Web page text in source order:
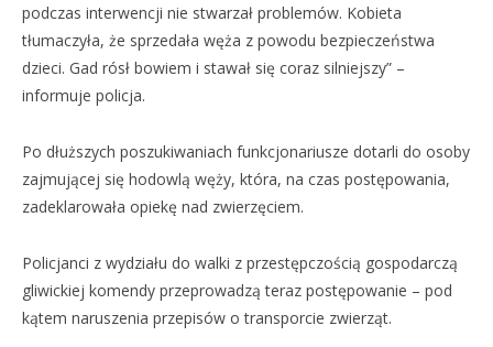
podczas interwencji nie stwarzał problemów. Kobieta
tłumaczyła, że sprzedała węża z powodu bezpieczeństwa
dzieci. Gad rósł bowiem i stawał się coraz silniejszy” –
informuje policja.
Po dłuższych poszukiwaniach funkcjonariusze dotarli do osoby
zajmującej się hodowlą węży, która, na czas postępowania,
zadeklarowała opiekę nad zwierzęciem.
Policjanci z wydziału do walki z przestępczością gospodarczą
gliwickiej komendy przeprowadzą teraz postępowanie – pod
kątem naruszenia przepisów o transporcie zwierząt.